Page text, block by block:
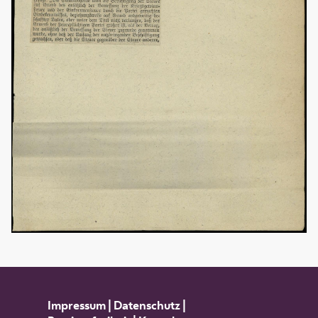
Impressum| Datenschutz|